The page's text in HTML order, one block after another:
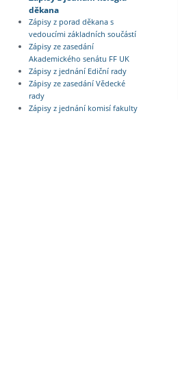
děkana
Zápisy z porad děkana s
vedoucími základních součástí
Zápisy ze zasedání
Akademického senátu FF UK
Zápisy z jednání Ediční rady
Zápisy ze zasedání Vědecké
rady
Zápisy z jednání komisí fakulty